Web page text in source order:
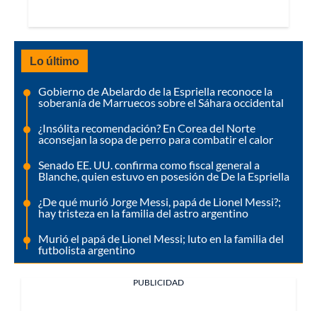
Lo último
Gobierno de Abelardo de la Espriella reconoce la
soberanía de Marruecos sobre el Sáhara occidental
¿Insólita recomendación? En Corea del Norte
aconsejan la sopa de perro para combatir el calor
Senado EE. UU. confirma como fiscal general a
Blanche, quien estuvo en posesión de De la Espriella
¿De qué murió Jorge Messi, papá de Lionel Messi?;
hay tristeza en la familia del astro argentino
Murió el papá de Lionel Messi; luto en la familia del
futbolista argentino
PUBLICIDAD